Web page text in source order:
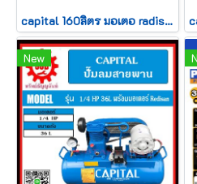
capital 160ลิตร มอเตอ radisan 2hp
New